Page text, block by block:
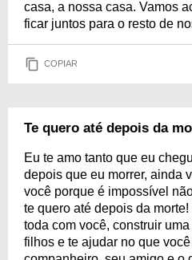
casa, a nossa casa. Vamos
ficar juntos para o resto de
COPIAR
Te quero até depois da
Eu te amo tanto que eu
depois que eu morrer, ainda
você porque é impossível
te quero até depois da
toda com você, construir
filhos e te ajudar no que